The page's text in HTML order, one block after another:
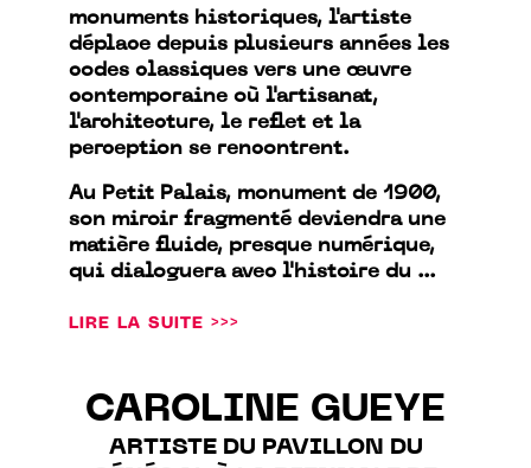
monuments historiques, l'artiste
déplace depuis plusieurs années les
codes classiques vers une œuvre
contemporaine où l'artisanat,
l'architecture, le reflet et la
perception se rencontrent.
Au Petit Palais, monument de 1900,
son miroir fragmenté deviendra une
matière fluide, presque numérique,
qui dialoguera avec l'histoire du ...
LIRE LA SUITE >>>
CAROLINE GUEYE
ARTISTE DU PAVILLON DU